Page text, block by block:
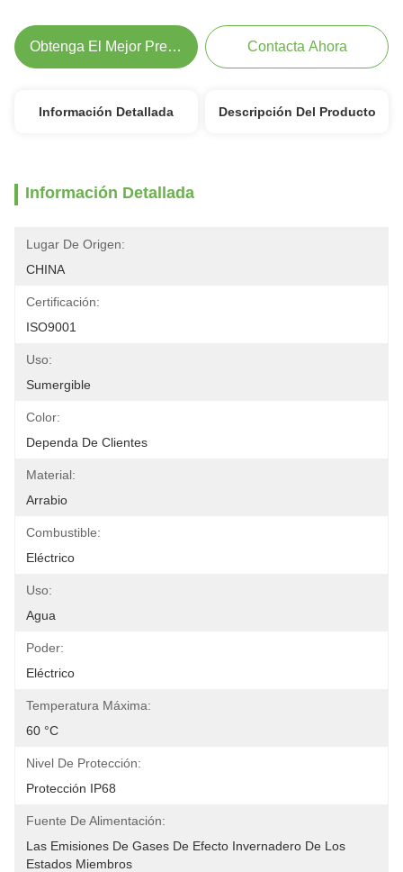
Obtenga El Mejor Precio Contacta Ahora
Información Detallada Descripción Del Producto
Información Detallada
Lugar De Origen:
CHINA
Certificación:
ISO9001
Uso:
Sumergible
Color:
Dependa De Clientes
Material:
Arrabio
Combustible:
Eléctrico
Uso:
Agua
Poder:
Eléctrico
Temperatura Máxima:
60 °C
Nivel De Protección:
Protección IP68
Fuente De Alimentación:
Las Emisiones De Gases De Efecto Invernadero De Los
Estados Miembros